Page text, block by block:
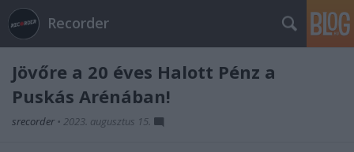
Recorder
Jövőre a 20 éves Halott Pénz a
Puskás Arénában!
srecorder • 2023. augusztus 15.